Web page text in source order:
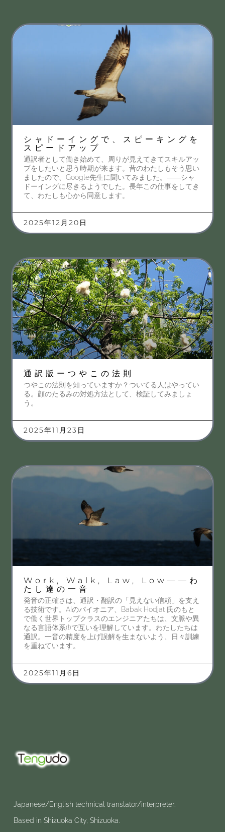
シャドーイングで、スピーキングを
スピードアップ
通訳者として働き始めて、周りが見えてきてスキルアッ
プをしたいと思う時期が来ます。昔のわたしもそう思い
ましたので、Google先生に聞いてみました。――シャ
ドーイングに尽きるようでした。長年この仕事をしてき
て、わたしも心から同意します。
2025年12月20日
通訳版ーつやこの法則
つやこの法則を知っていますか？ついてる人はやってい
る。顔のたるみの対処方法として、検証してみましょ
う。
2025年11月23日
Work, Walk, Law, Low——わ
たし達の一音
発音の正確さは、通訳・翻訳の「見えない信頼」を支え
る技術です。AIのパイオニア、Babak Hodjat 氏のもと
で働く世界トップクラスのエンジニアたちは、文脈や異
なる言語体系(!)で互いを理解しています。わたしたちは
通訳。一音の精度を上げ誤解を生まないよう、日々訓練
を重ねています。
2025年11月6日
Japanese/English technical translator/interpreter.
Based in Shizuoka City, Shizuoka.